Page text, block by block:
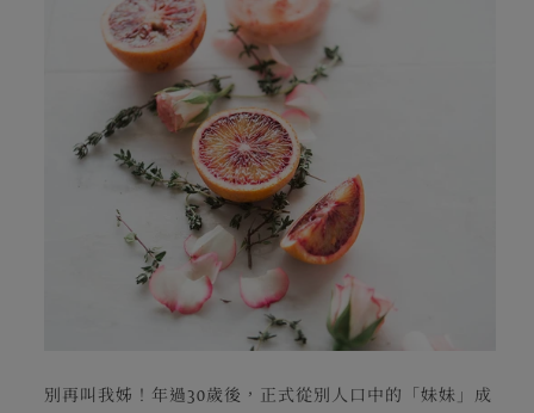
別再叫我姊！年過30歲後，正式從別人口中的「妹妹」成